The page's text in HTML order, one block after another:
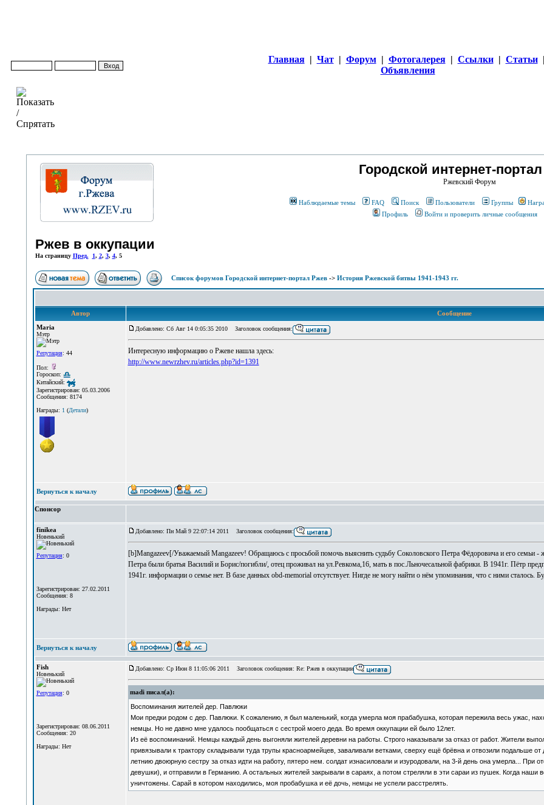
Главная | Чат | Форум | Фотогалерея | Ссылки | Статьи |
Объявления
Городской интернет-
Ржевский Форум
Наблюдаемые темы FAQ Поиск Пользователи Группы
Профиль
Войти и проверить личные сообщения
Ржев в оккупации
На страницу Пред. 1, 2, 3, 4, 5
Список форумов Городской интернет-портал Ржев-> История Ржевской битвы 1941-1943 гг.
Автор
Сообщение
Maria
Мэтр
Репутация: 44
Пол:
Гороскоп:
Китайский:
Зарегистрирован: 05.03.2006
Сообщения: 8174
Награды: 1(Детали)
Добавлено: Сб Авг 14 0:05:35 2010 Заголовок сообщения:
Интересную информацию о Ржеве нашла здесь:
http://www.newrzhev.ru/articles.php?id=1391
Вернуться к началу
Спонсор
finikea
Новенький
Репутация: 0
Зарегистрирован: 27.02.2011
Сообщения: 8
Награды: Нет
Добавлено: Пн Май 9 22:07:14 2011 Заголовок сообщения:
[b]Mangazeev[/Уважаемый Mangazeev! Обращаюсь с просьбой помочь выяснить судьбу Соколовского Петра Фёдоровича и его
Петра были братья Василий и Борис/погибли/, отец проживал на ул.Ревкома,16, мать в пос.Льночесальной фабрики. В 1941г. Пётр
1941г. информации о семье нет. В базе данных obd-memorial отсутствует. Нигде не могу найти о нём упоминания, что с ними
Вернуться к началу
Fish
Новенький
Репутация: 0
Зарегистрирован: 08.06.2011
Сообщения: 20
Награды: Нет
Добавлено: Ср Июн 8 11:05:06 2011 Заголовок сообщения: Re: Ржев в оккупации
madi писал(а):
Воспоминания жителей дер. Павлюки
Мои предки родом с дер. Павлюки. К сожалению, я был маленький, когда умерла моя прабабушка, которая пережила весь ужас,
немцы. Но не давно мне удалось пообщаться с сестрой моего деда. Во время оккупации ей было 12лет.
Из её воспоминаний. Немцы каждый день выгоняли жителей деревни на работы. Строго наказывали за отказ от работ. Жители
привязывали к трактору складывали туда трупы красноармейцев, заваливали ветками, сверху ещё брёвна и отвозили подальше
летнию двоюрную сестру за отказ идти на работу, пятеро нем. солдат изнасиловали и изуродовали, на 3-й день она умерла... При
девушки), и отправили в Германию. А остальных жителей закрывали в сараях, а потом стреляли в эти сараи из пушек. Когда
уничтожены. Сарай в котором находились, моя пробабушка и её дочь, немцы не успели расстрелять.